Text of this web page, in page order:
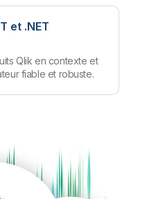
et .NET
Qlik en contexte et
fiable et robuste.